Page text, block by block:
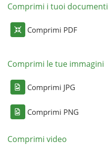
Comprimi i tuoi documenti
Comprimi PDF
Comprimi le tue immagini
Comprimi JPG
Comprimi PNG
Comprimi video